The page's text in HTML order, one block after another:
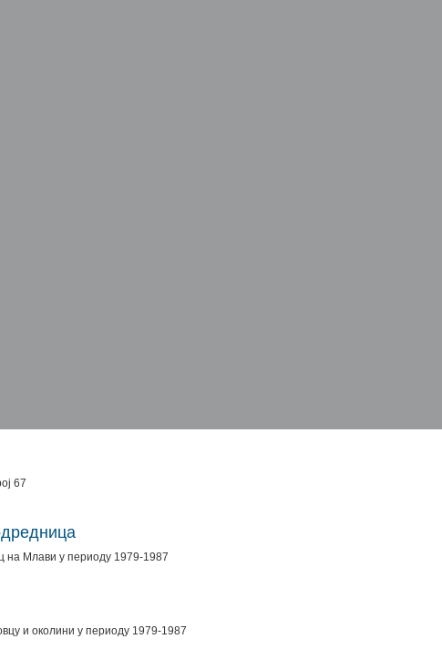
67
на Млави у периоду 1979-1987
и околини у периоду 1979-1987